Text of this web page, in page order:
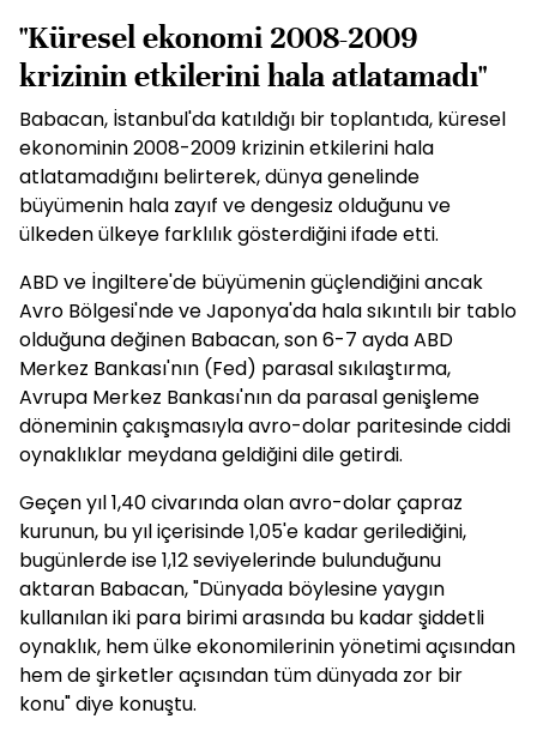
"Küresel ekonomi 2008-2009
krizinin etkilerini hala atlatamadı"
Babacan, İstanbul'da katıldığı bir toplantıda, küresel
ekonominin 2008-2009 krizinin etkilerini hala
atlatamadığını belirterek, dünya genelinde
büyümenin hala zayıf ve dengesiz olduğunu ve
ülkeden ülkeye farklılık gösterdiğini ifade etti.
ABD ve İngiltere'de büyümenin güçlendiğini ancak
Avro Bölgesi'nde ve Japonya'da hala sıkıntılı bir tablo
olduğuna değinen Babacan, son 6-7 ayda ABD
Merkez Bankası'nın (Fed) parasal sıkılaştırma,
Avrupa Merkez Bankası'nın da parasal genişleme
döneminin çakışmasıyla avro-dolar paritesinde ciddi
oynaklıklar meydana geldiğini dile getirdi.
Geçen yıl 1,40 civarında olan avro-dolar çapraz
kurunun, bu yıl içerisinde 1,05'e kadar gerilediğini,
bugünlerde ise 1,12 seviyelerinde bulunduğunu
aktaran Babacan, "Dünyada böylesine yaygın
kullanılan iki para birimi arasında bu kadar şiddetli
oynaklık, hem ülke ekonomilerinin yönetimi açısından
hem de şirketler açısından tüm dünyada zor bir
konu" diye konuştu.